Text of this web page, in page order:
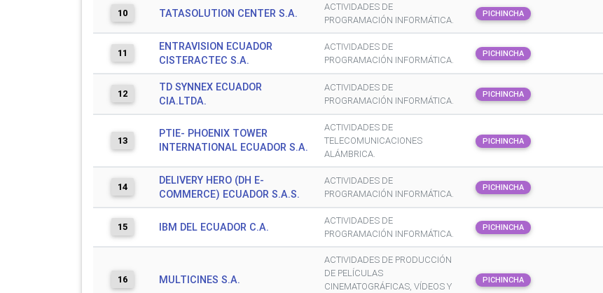
10 TATASOLUTION CENTER S.A.
ACTIVIDADES DE
PROGRAMACIÓN INFORMÁTICA.
PICHINCHA
11
ENTRAVISION ECUADOR
CISTERACTEC S.A.
ACTIVIDADES DE
PROGRAMACIÓN INFORMÁTICA.
PICHINCHA
12
TD SYNNEX ECUADOR
CIA.LTDA.
ACTIVIDADES DE
PROGRAMACIÓN INFORMÁTICA.
PICHINCHA
13
PTIE- PHOENIX TOWER
INTERNATIONAL ECUADOR S.A.
ACTIVIDADES DE
TELECOMUNICACIONES
ALÁMBRICA.
PICHINCHA
14
DELIVERY HERO (DH E-
COMMERCE) ECUADOR S.A.S.
ACTIVIDADES DE
PROGRAMACIÓN INFORMÁTICA.
PICHINCHA
15 IBM DEL ECUADOR C.A.
ACTIVIDADES DE
PROGRAMACIÓN INFORMÁTICA.
PICHINCHA
16 MULTICINES S.A.
ACTIVIDADES DE PRODUCCIÓN
DE PELÍCULAS
CINEMATOGRÁFICAS, VÍDEOS Y
PICHINCHA